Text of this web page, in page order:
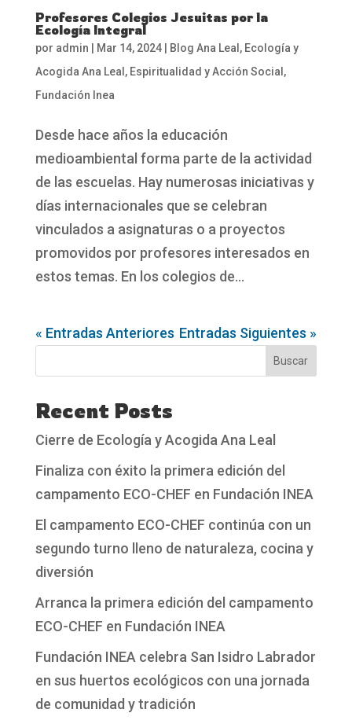
Profesores Colegios Jesuitas por la
Ecología Integral
por admin Mar 14, 2024| Blog Ana Leal , Ecología y
Acogida Ana Leal , Espiritualidad y Acción Social ,
Fundación Inea
Desde hace años la educación
medioambiental forma parte de la actividad
de las escuelas. Hay numerosas iniciativas y
días internacionales que se celebran
vinculados a asignaturas o a proyectos
promovidos por profesores interesados en
estos temas. En los colegios de...
« Entradas Anteriores Entradas Siguientes »
Buscar
Recent Posts
Cierre de Ecología y Acogida Ana Leal
Finaliza con éxito la primera edición del
campamento ECO-CHEF en Fundación INEA
El campamento ECO-CHEF continúa con un
segundo turno lleno de naturaleza, cocina y
diversión
Arranca la primera edición del campamento
ECO-CHEF en Fundación INEA
Fundación INEA celebra San Isidro Labrador
en sus huertos ecológicos con una jornada
de comunidad y tradición